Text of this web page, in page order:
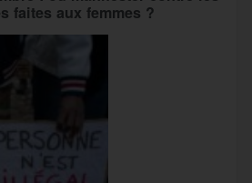
faites aux femmes ?